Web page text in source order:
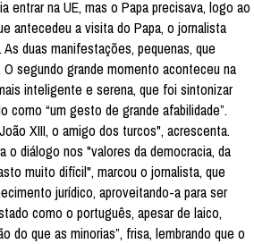
entrar na UE, mas o Papa precisava, logo ao
antecedeu a visita do Papa, o jornalista
duas manifestações, pequenas, que
segundo grande momento aconteceu na
inteligente e serena, que foi sintonizar
“um gesto de grande afabilidade”.
XIII, o amigo dos turcos", acrescenta.
o diálogo nos "valores da democracia, da
muito difícil", marcou o jornalista, que
jurídico, aproveitando-a para ser
como o português, apesar de laico,
do que as minorias”, frisa, lembrando que o